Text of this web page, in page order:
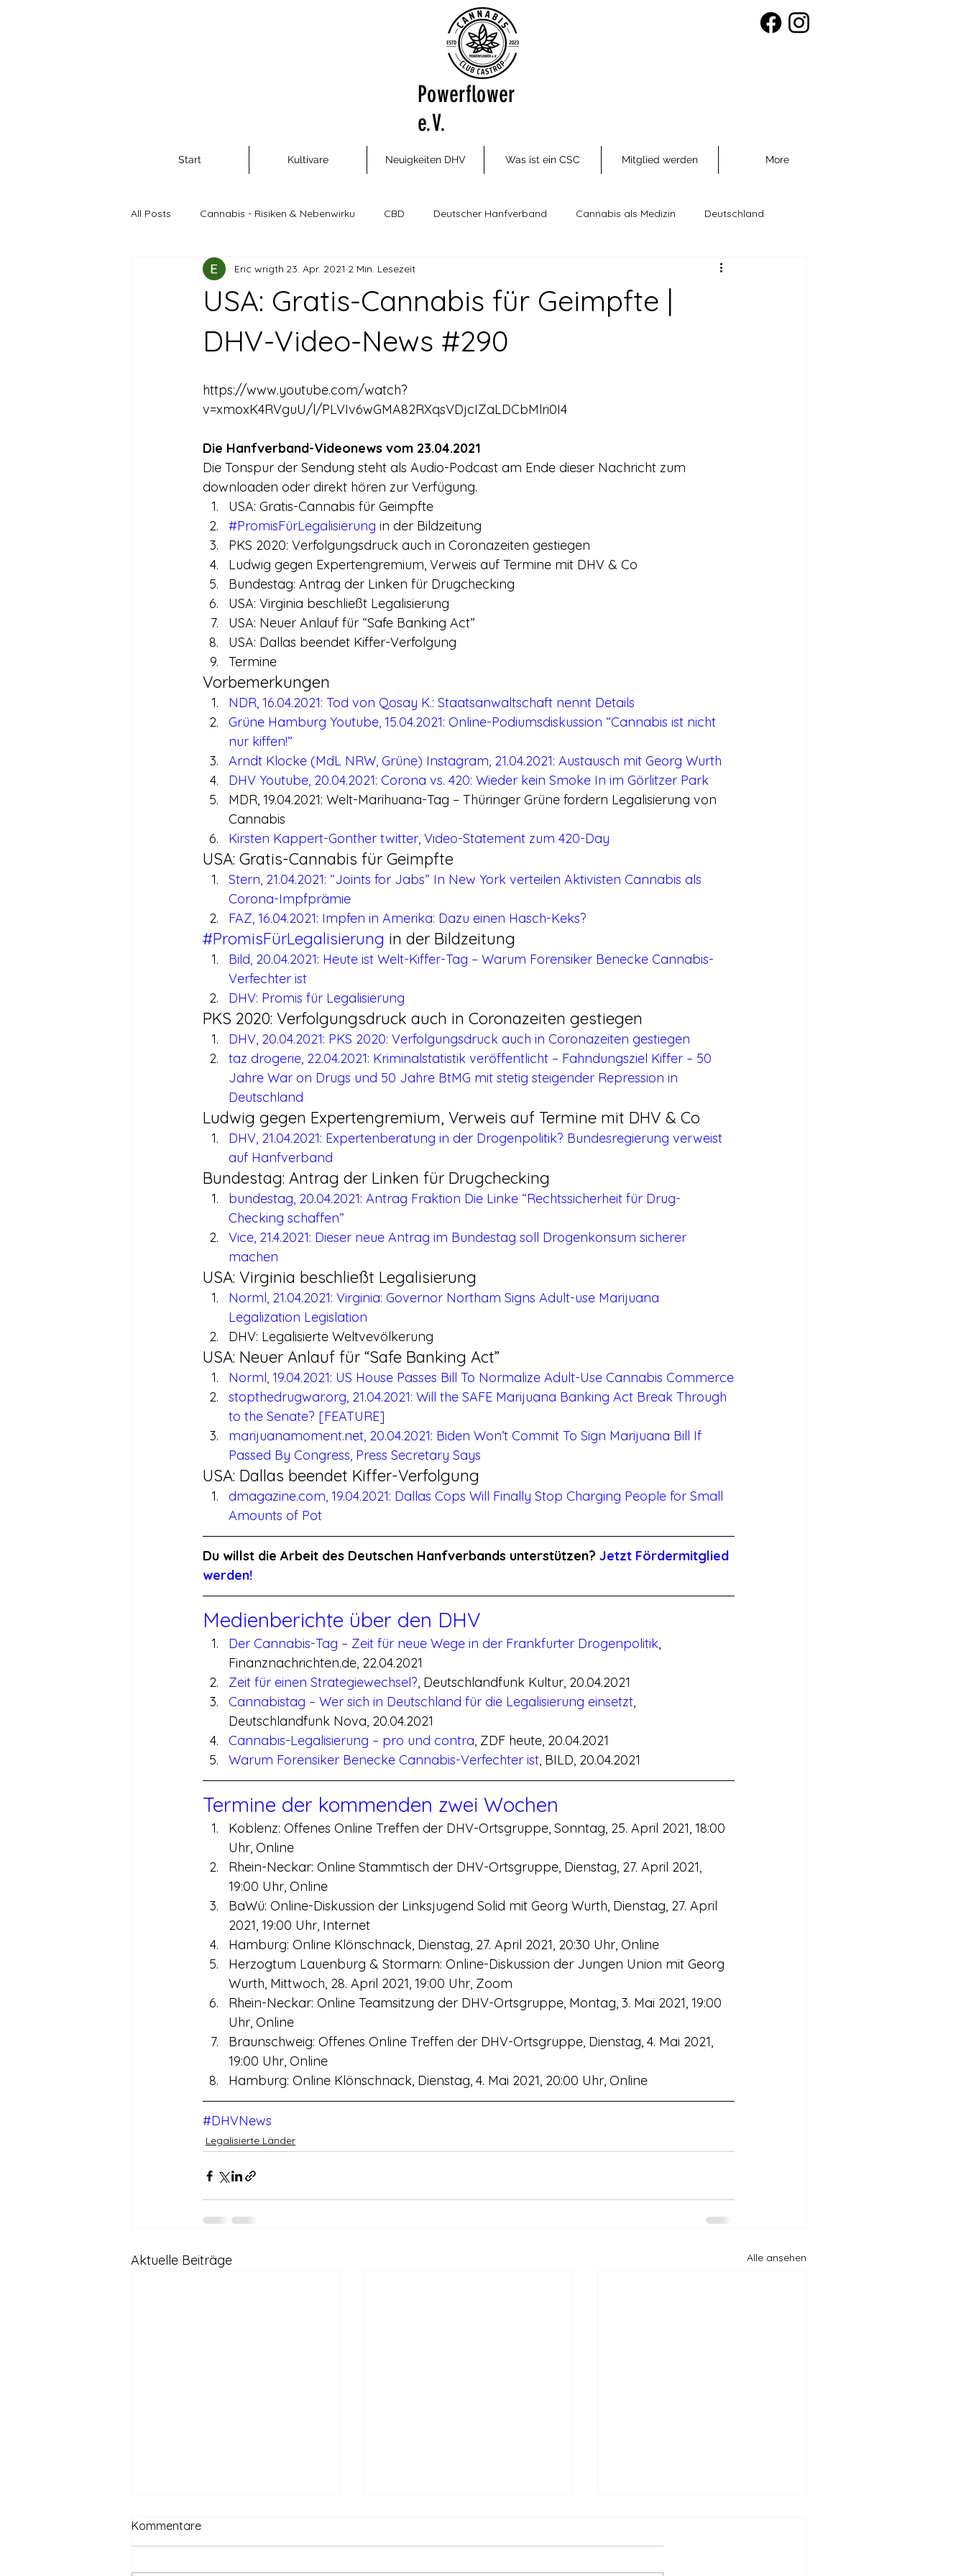
Powerflower
e.V.
Start Kultivare Neuigkeiten DHV Was ist ein CSC Mitglied werden More
All Posts Cannabis - Risiken & Nebenwirku CBD Deutscher Hanfverband Cannabis als Medizin Deutschland
Cannabis als Rohstoff und Nahrungsm Cannabis Social Clubs
Führerschein
Legalisierte Länder Hanfszene Mitmachen!
Recht & Urteile Schäden durch Prohibition Panorama & Merkwürdiges
Stimmen gegen die Legalisierung Streckmittel
Wissenschaft zu Drogenpolitik und a
USA: Gratis-Cannabis für Geimpfte |
DHV-Video-News #290
Eric wrigth 23. Apr. 2021 2 Min. Lesezeit
https://www.youtube.com/watch?
v=xmoxK4RVguU/l/PLVIv6wGMA82RXqsVDjcIZaLDCbMlri0I4
Die Hanfverband-Videonews vom 23.04.2021
Die Tonspur der Sendung steht als Audio-Podcast am Ende dieser Nachricht zum
downloaden oder direkt hören zur Verfügung.
USA: Gratis-Cannabis für Geimpfte
#PromisFürLegalisierung in der Bildzeitung
PKS 2020: Verfolgungsdruck auch in Coronazeiten gestiegen
Ludwig gegen Expertengremium, Verweis auf Termine mit DHV & Co
Bundestag: Antrag der Linken für Drugchecking
USA: Virginia beschließt Legalisierung
USA: Neuer Anlauf für “Safe Banking Act”
USA: Dallas beendet Kiffer-Verfolgung
Termine
Vorbemerkungen
NDR, 16.04.2021: Tod von Qosay K.: Staatsanwaltschaft nennt Details
Grüne Hamburg Youtube, 15.04.2021: Online-Podiumsdiskussion “Cannabis ist nicht
nur kiffen!”
Arndt Klocke (MdL NRW, Grüne) Instagram, 21.04.2021: Austausch mit Georg Wurth
DHV Youtube, 20.04.2021: Corona vs. 420: Wieder kein Smoke In im Görlitzer Park
MDR, 19.04.2021: Welt-Marihuana-Tag – Thüringer Grüne fordern Legalisierung von
Cannabis
Kirsten Kappert-Gonther twitter, Video-Statement zum 420-Day
USA: Gratis-Cannabis für Geimpfte
Stern, 21.04.2021: “Joints for Jabs” In New York verteilen Aktivisten Cannabis als
Corona-Impfprämie
FAZ, 16.04.2021: Impfen in Amerika: Dazu einen Hasch-Keks?
#PromisFürLegalisierung in der Bildzeitung
Bild, 20.04.2021: Heute ist Welt-Kiffer-Tag – Warum Forensiker Benecke Cannabis-
Verfechter ist
DHV: Promis für Legalisierung
PKS 2020: Verfolgungsdruck auch in Coronazeiten gestiegen
DHV, 20.04.2021: PKS 2020: Verfolgungsdruck auch in Coronazeiten gestiegen
taz drogerie, 22.04.2021: Kriminalstatistik veröffentlicht – Fahndungsziel Kiffer – 50
Jahre War on Drugs und 50 Jahre BtMG mit stetig steigender Repression in
Deutschland
Ludwig gegen Expertengremium, Verweis auf Termine mit DHV & Co
DHV, 21.04.2021: Expertenberatung in der Drogenpolitik? Bundesregierung verweist
auf Hanfverband
Bundestag: Antrag der Linken für Drugchecking
bundestag, 20.04.2021: Antrag Fraktion Die Linke “Rechtssicherheit für Drug-
Checking schaffen”
Vice, 21.4.2021: Dieser neue Antrag im Bundestag soll Drogenkonsum sicherer
machen
USA: Virginia beschließt Legalisierung
Norml, 21.04.2021: Virginia: Governor Northam Signs Adult-use Marijuana
Legalization Legislation
DHV: Legalisierte Weltvevölkerung
USA: Neuer Anlauf für “Safe Banking Act”
Norml, 19.04.2021: US House Passes Bill To Normalize Adult-Use Cannabis Commerce
stopthedrugwar.org, 21.04.2021: Will the SAFE Marijuana Banking Act Break Through
to the Senate? [FEATURE]
marijuanamoment.net, 20.04.2021: Biden Won’t Commit To Sign Marijuana Bill If
Passed By Congress, Press Secretary Says
USA: Dallas beendet Kiffer-Verfolgung
dmagazine.com, 19.04.2021: Dallas Cops Will Finally Stop Charging People for Small
Amounts of Pot
Du willst die Arbeit des Deutschen Hanfverbands unterstützen? Jetzt Fördermitglied
werden!
Medienberichte über den DHV
Der Cannabis-Tag – Zeit für neue Wege in der Frankfurter Drogenpolitik,
Finanznachrichten.de, 22.04.2021
Zeit für einen Strategiewechsel?, Deutschlandfunk Kultur, 20.04.2021
Cannabistag – Wer sich in Deutschland für die Legalisierung einsetzt,
Deutschlandfunk Nova, 20.04.2021
Cannabis-Legalisierung – pro und contra, ZDF heute, 20.04.2021
Warum Forensiker Benecke Cannabis-Verfechter ist, BILD, 20.04.2021
Termine der kommenden zwei Wochen
Koblenz: Offenes Online Treffen der DHV-Ortsgruppe, Sonntag, 25. April 2021, 18:00
Uhr, Online
Rhein-Neckar: Online Stammtisch der DHV-Ortsgruppe, Dienstag, 27. April 2021,
19:00 Uhr, Online
BaWü: Online-Diskussion der Linksjugend Solid mit Georg Wurth, Dienstag, 27. April
2021, 19:00 Uhr, Internet
Hamburg: Online Klönschnack, Dienstag, 27. April 2021, 20:30 Uhr, Online
Herzogtum Lauenburg & Stormarn: Online-Diskussion der Jungen Union mit Georg
Wurth, Mittwoch, 28. April 2021, 19:00 Uhr, Zoom
Rhein-Neckar: Online Teamsitzung der DHV-Ortsgruppe, Montag, 3. Mai 2021, 19:00
Uhr, Online
Braunschweig: Offenes Online Treffen der DHV-Ortsgruppe, Dienstag, 4. Mai 2021,
19:00 Uhr, Online
Hamburg: Online Klönschnack, Dienstag, 4. Mai 2021, 20:00 Uhr, Online
#DHVNews
Legalisierte Länder
Aktuelle Beiträge Alle ansehen
Kommentare